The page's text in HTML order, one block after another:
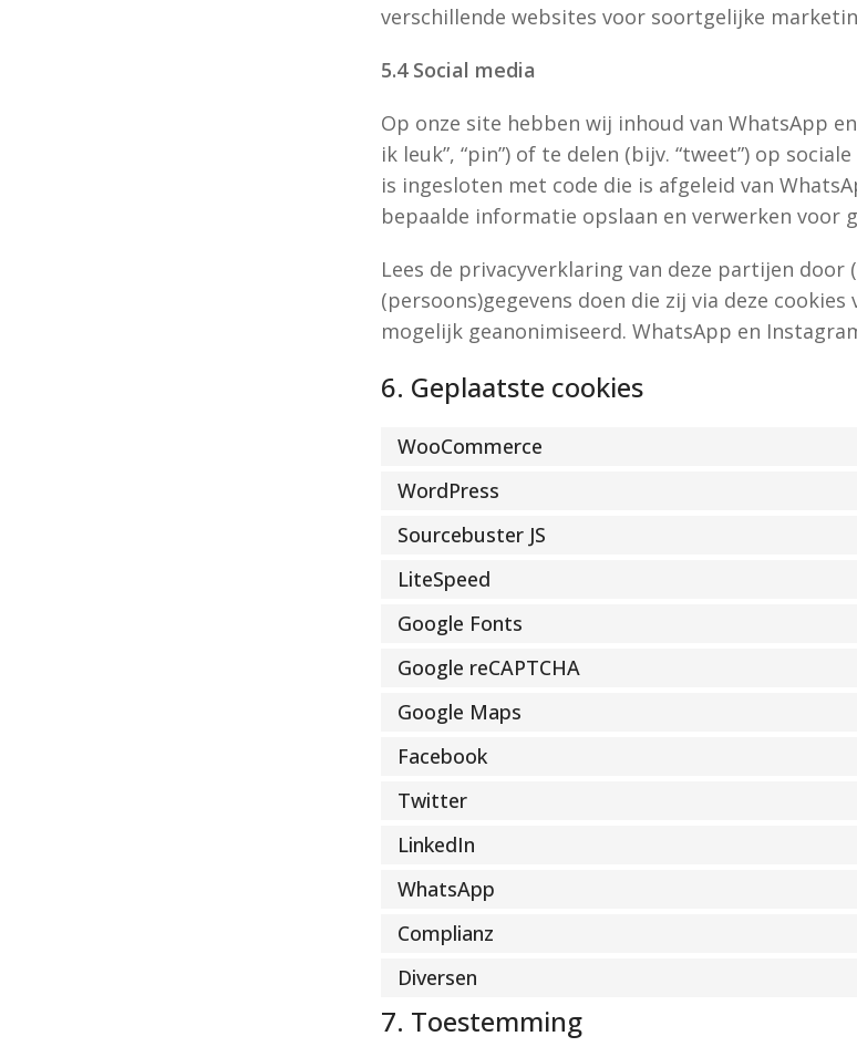
verschillende websites voor soortgelijke
5.4 Social media
Op onze site hebben wij inhoud van WhatsApp
ik leuk”, “pin”) of te delen (bijv. “tweet”) op
is ingesloten met code die is afgeleid van
bepaalde informatie opslaan en verwerken voor
Lees de privacyverklaring van deze partijen
(persoons)gegevens doen die zij via deze
mogelijk geanonimiseerd. WhatsApp en
6. Geplaatste cookies
WooCommerce
WordPress
Sourcebuster JS
LiteSpeed
Google Fonts
Google reCAPTCHA
Google Maps
Facebook
Twitter
LinkedIn
WhatsApp
Complianz
Diversen
7. Toestemming